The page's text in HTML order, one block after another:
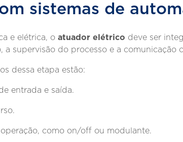
sistemas de
e elétrica, oatuador elétrico deve ser
a supervisão do processo e a comunicação
dessa etapa estão:
entrada e saída.
como on/off ou modulante.